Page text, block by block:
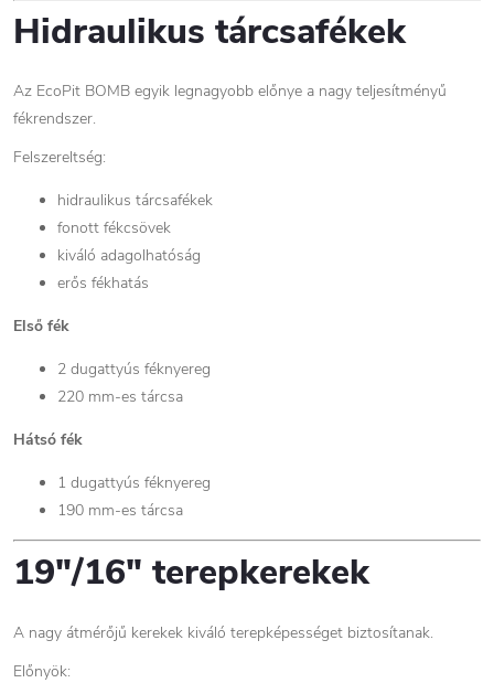
Hidraulikus tárcsafékek
Az EcoPit BOMB egyik legnagyobb előnye a nagy teljesítményű
fékrendszer.
Felszereltség:
hidraulikus tárcsafékek
fonott fékcsövek
kiváló adagolhatóság
erős fékhatás
Első fék
2 dugattyús féknyereg
220 mm-es tárcsa
Hátsó fék
1 dugattyús féknyereg
190 mm-es tárcsa
19"/16" terepkerekek
A nagy átmérőjű kerekek kiváló terepképességet biztosítanak.
Előnyök: